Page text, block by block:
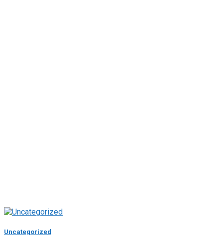
Uncategorized